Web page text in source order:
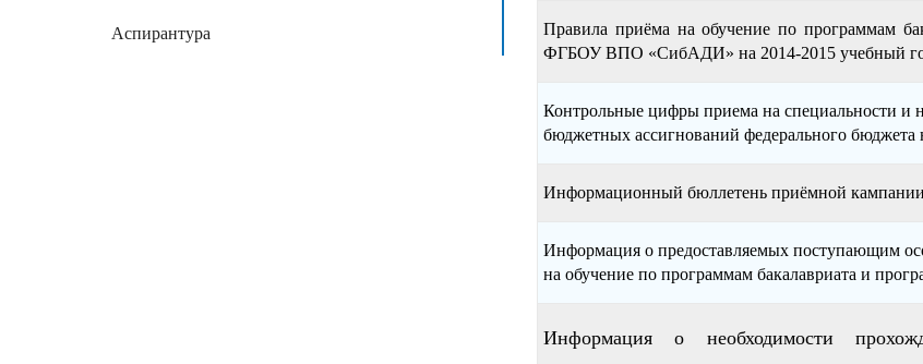
Аспирантура
Правила приёма на обучение по программам
ФГБОУ ВПО «СибАДИ» на 2014-2015 учебный
Контрольные цифры приема на специальности и
бюджетных ассигнований федерального бюджета
Информационный бюллетень приёмной кампании
Информация о предоставляемых поступающим
на обучение по программам бакалавриата и
Информация о необходимости